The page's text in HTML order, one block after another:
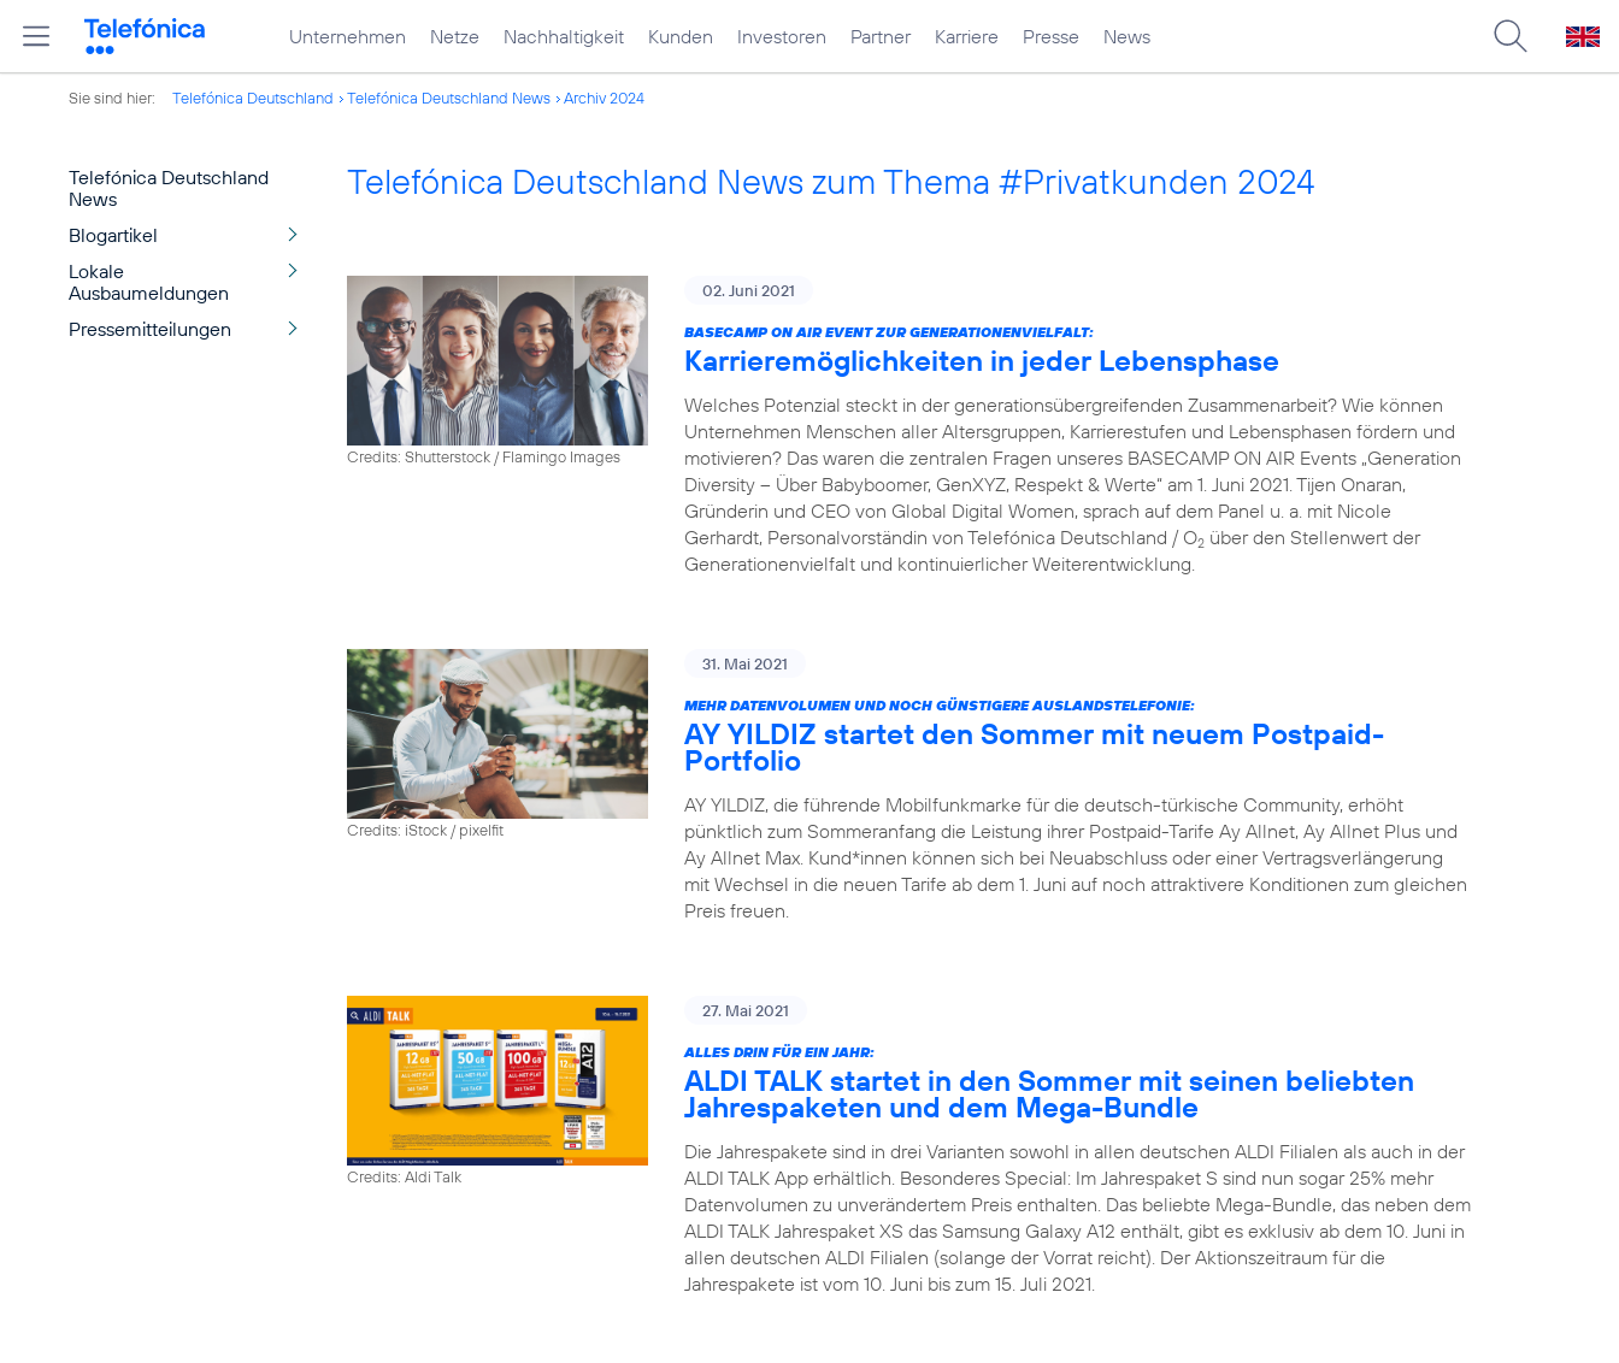
Unternehmen Netze Nachhaltigkeit Kunden Investoren Partner Karriere Presse News
Sie sind hier: Telefónica Deutschland Telefónica Deutschland News Archiv 2024
Telefónica Deutschland
News
Blogartikel
Lokale
Ausbaumeldungen
Pressemitteilungen
Telefónica Deutschland News zum Thema #Privatkunden 2024
Credits: Shutterstock / Flamingo Images
02. Juni 2021
BASECAMP ON AIR EVENT ZUR GENERATIONENVIELFALT:
Karrieremöglichkeiten in jeder Lebensphase
Welches Potenzial steckt in der generationsübergreifenden Zusammenarbeit? Wie können
Unternehmen Menschen aller Altersgruppen, Karrierestufen und Lebensphasen fördern und
motivieren? Das waren die zentralen Fragen unseres BASECAMP ON AIR Events „Generation
Diversity – Über Babyboomer, GenXYZ, Respekt & Werte“ am 1. Juni 2021. Tijen Onaran,
Gründerin und CEO von Global Digital Women, sprach auf dem Panel u. a. mit Nicole
Gerhardt, Personalvorständin von Telefónica Deutschland / O2 über den Stellenwert der
Generationenvielfalt und kontinuierlicher Weiterentwicklung.
Credits: iStock / pixelfit
31. Mai 2021
MEHR DATENVOLUMEN UND NOCH GÜNSTIGERE AUSLANDSTELEFONIE:
AY YILDIZ startet den Sommer mit neuem Postpaid-
Portfolio
AY YILDIZ, die führende Mobilfunkmarke für die deutsch-türkische Community, erhöht
pünktlich zum Sommeranfang die Leistung ihrer Postpaid-Tarife Ay Allnet, Ay Allnet Plus und
Ay Allnet Max. Kund*innen können sich bei Neuabschluss oder einer Vertragsverlängerung
mit Wechsel in die neuen Tarife ab dem 1. Juni auf noch attraktivere Konditionen zum gleichen
Preis freuen.
Credits: Aldi Talk
27. Mai 2021
ALLES DRIN FÜR EIN JAHR:
ALDI TALK startet in den Sommer mit seinen beliebten
Jahrespaketen und dem Mega-Bundle
Die Jahrespakete sind in drei Varianten sowohl in allen deutschen ALDI Filialen als auch in der
ALDI TALK App erhältlich. Besonderes Special: Im Jahrespaket S sind nun sogar 25% mehr
Datenvolumen zu unverändertem Preis enthalten. Das beliebte Mega-Bundle, das neben dem
ALDI TALK Jahrespaket XS das Samsung Galaxy A12 enthält, gibt es exklusiv ab dem 10. Juni in
allen deutschen ALDI Filialen (solange der Vorrat reicht). Der Aktionszeitraum für die
Jahrespakete ist vom 10. Juni bis zum 15. Juli 2021.